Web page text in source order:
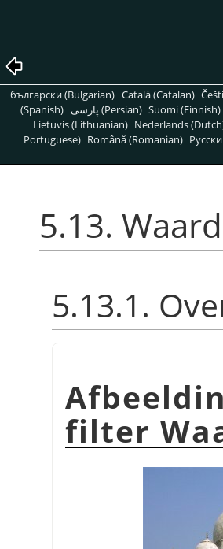
български (Bulgarian) Català (Catalan)
(Spanish)
پارسی (Persian) Suomi (Finnish)
Lietuvis (Lithuanian) Nederlands
Portuguese) Română (Romanian)
5.13.
5.13.1.
filter